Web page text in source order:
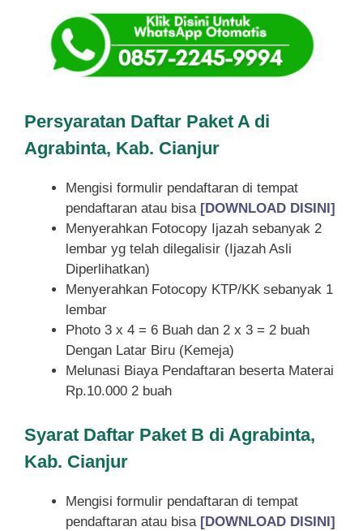
Persyaratan Daftar Paket A di
Agrabinta, Kab. Cianjur
Mengisi formulir pendaftaran di tempat
pendaftaran atau bisa [DOWNLOAD DISINI]
Menyerahkan Fotocopy Ijazah sebanyak 2
lembar yg telah dilegalisir (Ijazah Asli
Diperlihatkan)
Menyerahkan Fotocopy KTP/KK sebanyak 1
lembar
Photo 3 x 4 = 6 Buah dan 2 x 3 = 2 buah
Dengan Latar Biru (Kemeja)
Melunasi Biaya Pendaftaran beserta Materai
Rp.10.000 2 buah
Syarat Daftar Paket B di Agrabinta,
Kab. Cianjur
Mengisi formulir pendaftaran di tempat
pendaftaran atau bisa [DOWNLOAD DISINI]